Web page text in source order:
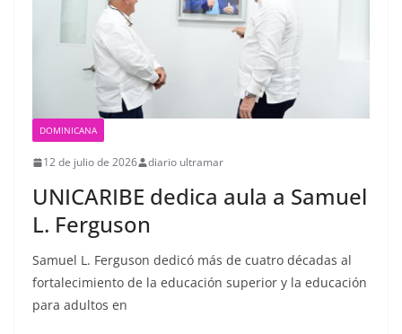
DOMINICANA
12 de julio de 2026 diario ultramar
UNICARIBE dedica aula a Samuel
L. Ferguson
Samuel L. Ferguson dedicó más de cuatro décadas al
fortalecimiento de la educación superior y la educación
para adultos en